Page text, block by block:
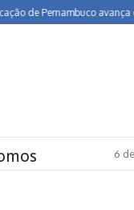
avança e coloca
6